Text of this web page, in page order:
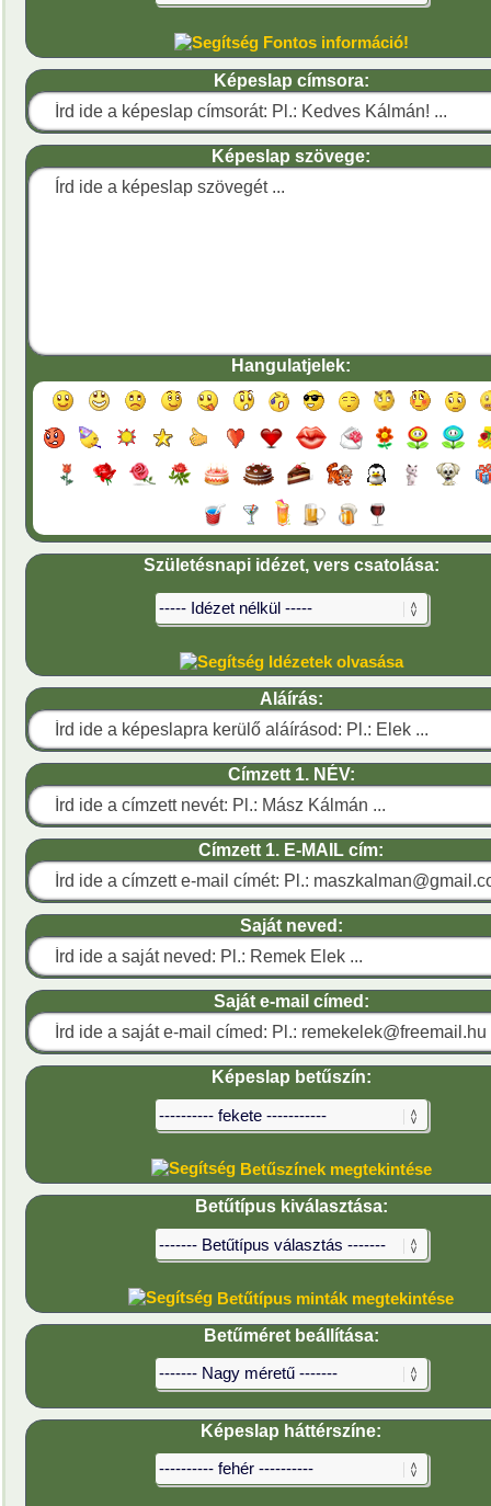
Fontos információ!
Képeslap címsora:
Képeslap szövege:
Hangulatjelek:
Születésnapi idézet, vers csatolása:
Idézetek olvasása
Aláírás:
Címzett 1. NÉV:
Címzett 1. E-MAIL cím:
Saját neved:
Saját e-mail címed:
Képeslap betűszín:
Betűszínek megtekintése
Betűtípus kiválasztása:
Betűtípus minták megtekintése
Betűméret beállítása:
Képeslap háttérszíne: